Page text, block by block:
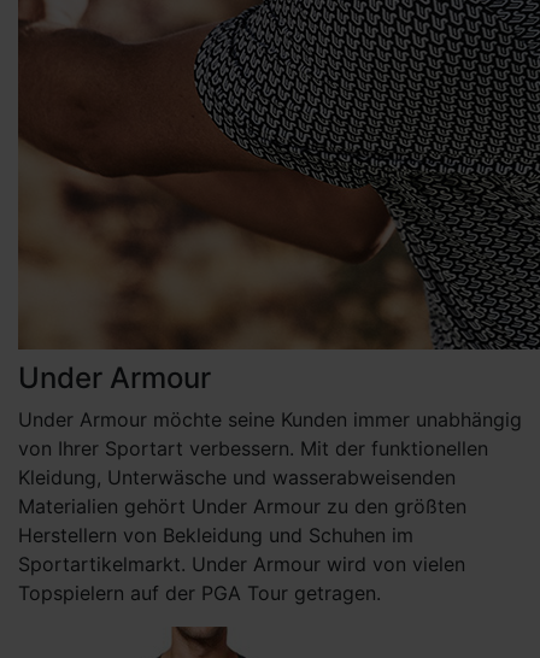
Under Armour
Under Armour möchte seine Kunden immer unabhängig
von Ihrer Sportart verbessern. Mit der funktionellen
Kleidung, Unterwäsche und wasserabweisenden
Materialien gehört Under Armour zu den größten
Herstellern von Bekleidung und Schuhen im
Sportartikelmarkt. Under Armour wird von vielen
Topspielern auf der PGA Tour getragen.